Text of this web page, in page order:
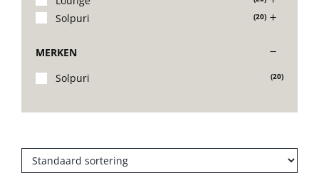
Stoelen
Tafels
Barset
Solpuri (20)
MERKEN
Solpuri
(20)